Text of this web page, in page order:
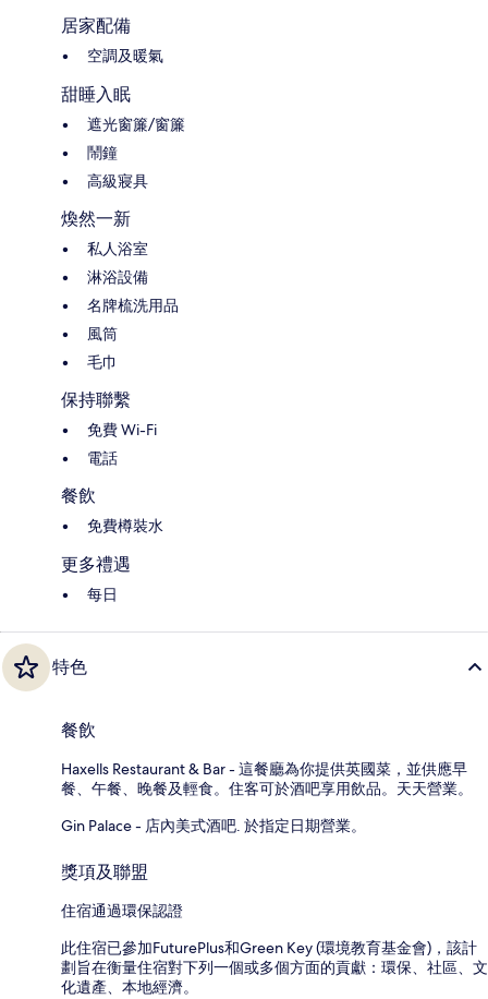
居家配備
空調及暖氣
甜睡入眠
遮光窗簾/窗簾
鬧鐘
高級寢具
煥然一新
私人浴室
淋浴設備
名牌梳洗用品
風筒
毛巾
保持聯繫
免費 Wi-Fi
電話
餐飲
免費樽裝水
更多禮遇
每日
特色
餐飲
Haxells Restaurant & Bar - 這餐廳為你提供英國菜，並供應早
餐、午餐、晚餐及輕食。住客可於酒吧享用飲品。天天營業。
Gin Palace - 店內美式酒吧. 於指定日期營業。
獎項及聯盟
住宿通過環保認證
此住宿已參加FuturePlus和Green Key (環境教育基金會)，該計
劃旨在衡量住宿對下列一個或多個方面的貢獻：環保、社區、文
化遺產、本地經濟。